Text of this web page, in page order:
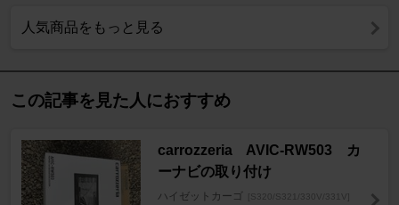
人気商品をもっと見る
この記事を見た人におすすめ
carrozzeria AVIC-RW503 カ
ーナビの取り付け
ハイゼットカーゴ [S320/S321/330V/331V]